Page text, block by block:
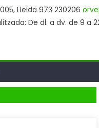
Lleida 973 230206
De dl. a dv. de 9 a